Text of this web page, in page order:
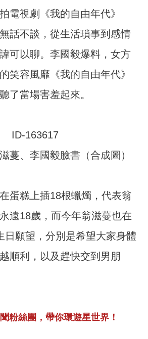
電視劇《我的自由年代》
話不談，從生活瑣事到感情
可以聊。李國毅爆料，女方
笑容風靡《我的自由年代》
了當場害羞起來。
蔓、李國毅臉書（合成圖）
蛋糕上插18根蠟燭，代表翁
遠18歲，而今年翁滋蔓也在
日願望，分別是希望大家身體
順利，以及趕快交到男朋
粉絲團，帶你環遊星世界！